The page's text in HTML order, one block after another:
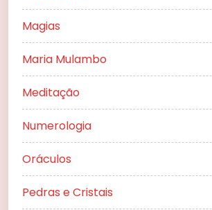
Magias
Maria Mulambo
Meditação
Numerologia
Oráculos
Pedras e Cristais